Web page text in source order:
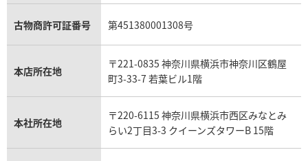
アクアマリン買取
オメガ買取
カルティエ買取
フランク ミュラー買取
リシャール・ミル買取
パネライ買取
チューダー（チュードル）買取
プラダ買取
モーブッサン買取
古物商許可証番号 第451380001308号
本店所在地
〒221-0835 神奈川県横浜市神奈川区鶴屋
町3-33-7 若葉ビル1階
本社所在地
〒220-6115 神奈川県横浜市西区みなとみ
らい2丁目3-3 クイーンズタワーB 15階